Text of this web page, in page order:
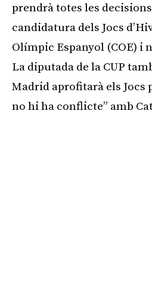
prendrà totes les
candidatura dels Jocs
Olímpic Espanyol (COE) i
La diputada de la CUP
Madrid aprofitarà els Jocs
no hi ha conflicte” amb